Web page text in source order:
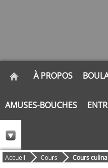
À PROPOS
AMUSES-BOUCHES
Accueil Cours Cours